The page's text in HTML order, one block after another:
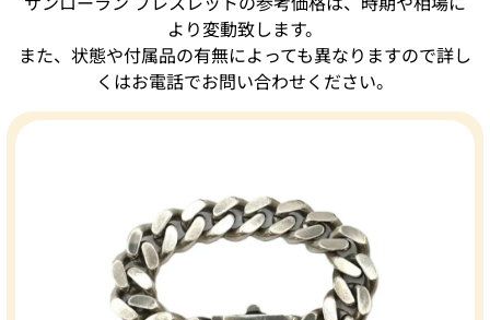
より変動致します。
また、状態や付属品の有無によっても異なりますので詳し
くはお電話でお問い合わせください。